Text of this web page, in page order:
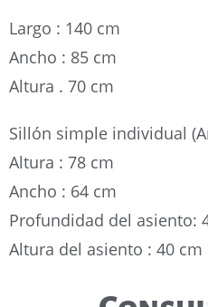
Largo : 140 cm
Ancho : 85 cm
Altura . 70 cm
Sillón simple individual
Altura : 78 cm
Ancho : 64 cm
Profundidad del asiento:
Altura del asiento : 40 cm